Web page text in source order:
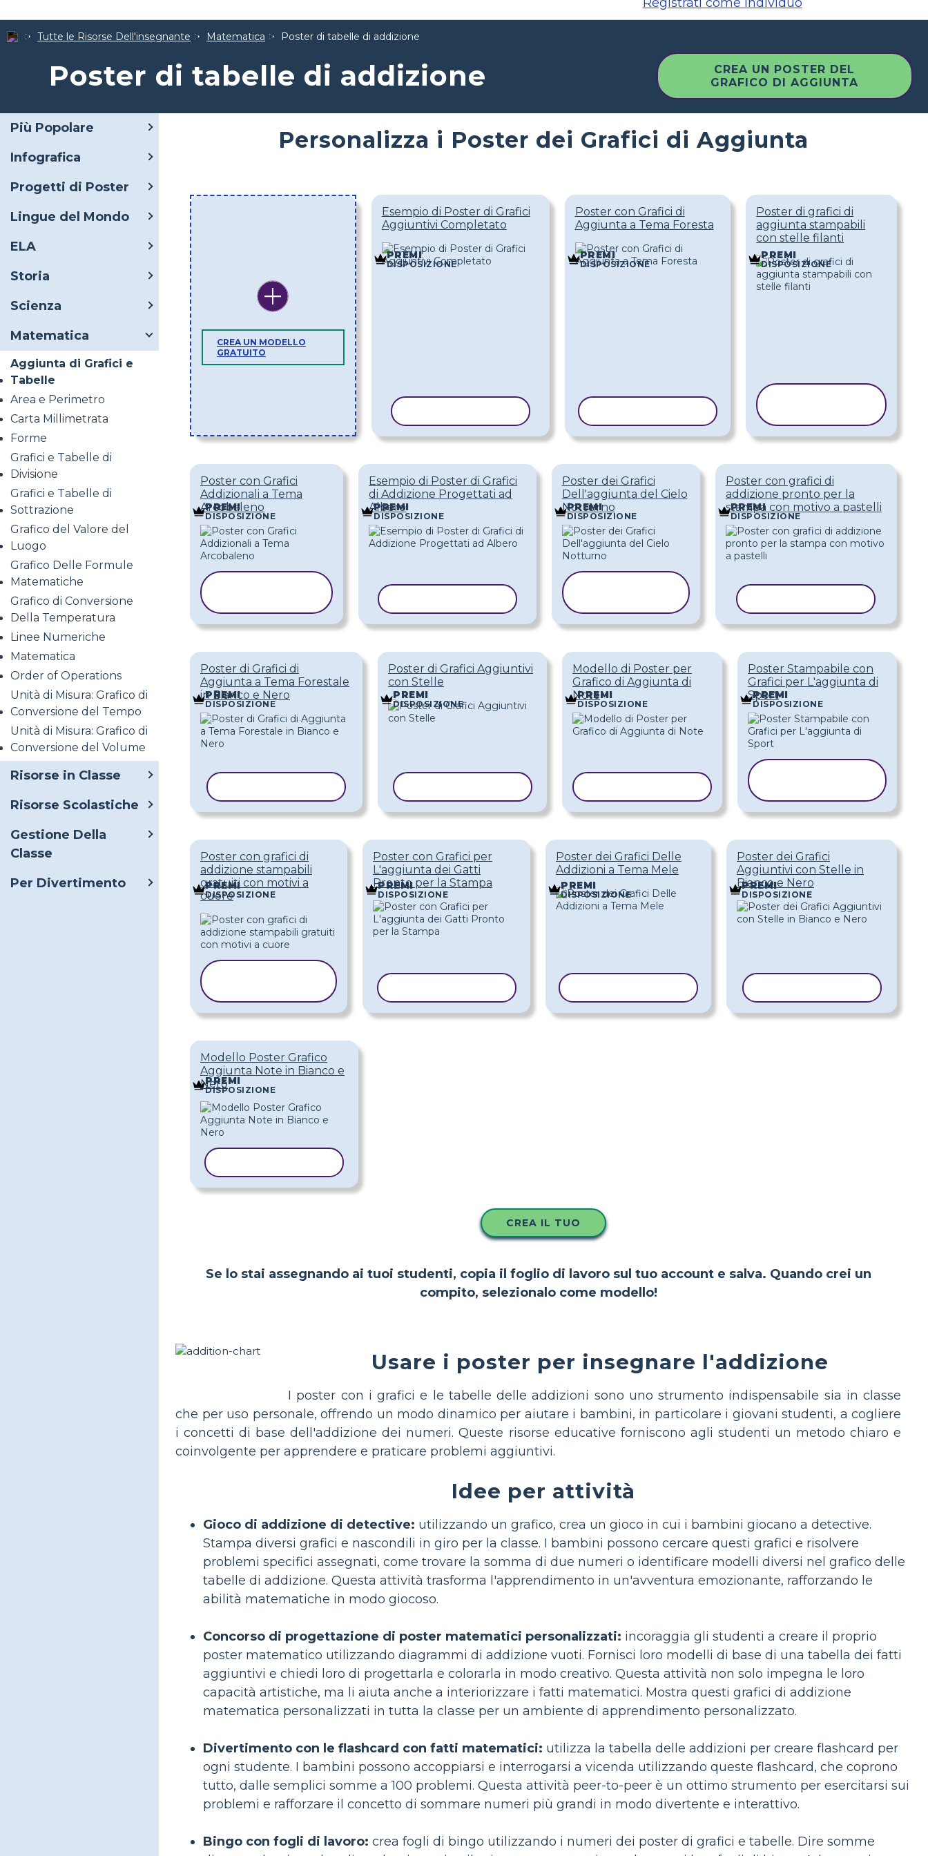
Tutte le Risorse Dell'insegnante Matematica Poster di tabelle di addizione
Poster di tabelle di addizione
CREA UN POSTER DEL
GRAFICO DI AGGIUNTA
Più Popolare
Infografica
Progetti di Poster
Lingue del Mondo
ELA
Storia
Scienza
Matematica
Aggiunta di Grafici e
Tabelle
Area e Perimetro
Carta Millimetrata
Forme
Grafici e Tabelle di
Divisione
Grafici e Tabelle di
Sottrazione
Grafico del Valore del
Luogo
Grafico Delle Formule
Matematiche
Grafico di Conversione
Della Temperatura
Linee Numeriche
Matematica
Order of Operations
Unità di Misura: Grafico di
Conversione del Tempo
Unità di Misura: Grafico di
Conversione del Volume
Risorse in Classe
Risorse Scolastiche
Gestione Della
Classe
Per Divertimento
Personalizza i Poster dei Grafici di Aggiunta
CREA UN MODELLO
GRATUITO
Esempio di Poster di Grafici
Aggiuntivi Completato
PREMI
DISPOSIZIONE
Poster con Grafici di
Aggiunta a Tema Foresta
PREMI
DISPOSIZIONE
Poster di grafici di
aggiunta stampabili
con stelle filanti
PREMI
DISPOSIZIONE
Poster con Grafici
Addizionali a Tema
Arcobaleno
PREMI
DISPOSIZIONE
Esempio di Poster di Grafici
di Addizione Progettati ad
Albero
PREMI
DISPOSIZIONE
Poster dei Grafici
Dell'aggiunta del Cielo
Notturno
PREMI
DISPOSIZIONE
Poster con grafici di
addizione pronto per la
stampa con motivo a pastelli
PREMI
DISPOSIZIONE
Poster di Grafici di
Aggiunta a Tema Forestale
in Bianco e Nero
PREMI
DISPOSIZIONE
Poster di Grafici Aggiuntivi
con Stelle
PREMI
DISPOSIZIONE
Modello di Poster per
Grafico di Aggiunta di
Note
PREMI
DISPOSIZIONE
Poster Stampabile con
Grafici per L'aggiunta di
Sport
PREMI
DISPOSIZIONE
Poster con grafici di
addizione stampabili
gratuiti con motivi a
cuore
PREMI
DISPOSIZIONE
Poster con Grafici per
L'aggiunta dei Gatti
Pronto per la Stampa
PREMI
DISPOSIZIONE
Poster dei Grafici Delle
Addizioni a Tema Mele
PREMI
DISPOSIZIONE
Poster dei Grafici
Aggiuntivi con Stelle in
Bianco e Nero
PREMI
DISPOSIZIONE
Modello Poster Grafico
Aggiunta Note in Bianco e
Nero
PREMI
DISPOSIZIONE
CREA IL TUO
Se lo stai assegnando ai tuoi studenti, copia il foglio di lavoro sul tuo account e salva. Quando crei un
compito, selezionalo come modello!
Usare i poster per insegnare l'addizione
I poster con i grafici e le tabelle delle addizioni sono uno strumento indispensabile sia in classe
che per uso personale, offrendo un modo dinamico per aiutare i bambini, in particolare i giovani studenti, a cogliere
i concetti di base dell'addizione dei numeri. Queste risorse educative forniscono agli studenti un metodo chiaro e
coinvolgente per apprendere e praticare problemi aggiuntivi.
Idee per attività
Gioco di addizione di detective: utilizzando un grafico, crea un gioco in cui i bambini giocano a detective.
Stampa diversi grafici e nascondili in giro per la classe. I bambini possono cercare questi grafici e risolvere
problemi specifici assegnati, come trovare la somma di due numeri o identificare modelli diversi nel grafico delle
tabelle di addizione. Questa attività trasforma l'apprendimento in un'avventura emozionante, rafforzando le
abilità matematiche in modo giocoso.
Concorso di progettazione di poster matematici personalizzati: incoraggia gli studenti a creare il proprio
poster matematico utilizzando diagrammi di addizione vuoti. Fornisci loro modelli di base di una tabella dei fatti
aggiuntivi e chiedi loro di progettarla e colorarla in modo creativo. Questa attività non solo impegna le loro
capacità artistiche, ma li aiuta anche a interiorizzare i fatti matematici. Mostra questi grafici di addizione
matematica personalizzati in tutta la classe per un ambiente di apprendimento personalizzato.
Divertimento con le flashcard con fatti matematici: utilizza la tabella delle addizioni per creare flashcard per
ogni studente. I bambini possono accoppiarsi e interrogarsi a vicenda utilizzando queste flashcard, che coprono
tutto, dalle semplici somme a 100 problemi. Questa attività peer-to-peer è un ottimo strumento per esercitarsi sui
problemi e rafforzare il concetto di sommare numeri più grandi in modo divertente e interattivo.
Bingo con fogli di lavoro: crea fogli di bingo utilizzando i numeri dei poster di grafici e tabelle. Dire somme